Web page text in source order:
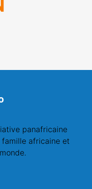
panafricaine
africaine et